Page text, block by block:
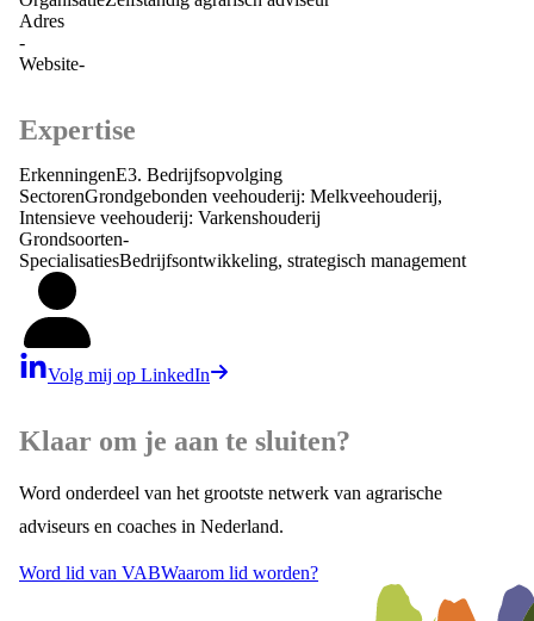
Adres
-
Website-
Expertise
ErkenningenE3. Bedrijfsopvolging
SectorenGrondgebonden veehouderij: Melkveehouderij,
Intensieve veehouderij: Varkenshouderij
Grondsoorten-
SpecialisatiesBedrijfsontwikkeling, strategisch management
Volg mij op LinkedIn
Klaar om je aan te sluiten?
Word onderdeel van het grootste netwerk van agrarische
adviseurs en coaches in Nederland.
Word lid van VABWaarom lid worden?